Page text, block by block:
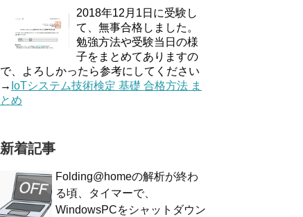
2018年12月1日に受験し
て、無事合格しました。
勉強方法や受験当日の様
子をまとめてありますの
で、よろしかったら参考にしてください
→ IoTシステム技術検定 基礎 合格方法 ま
とめ
新着記事
Folding@homeの解析が終わ
る頃、タイマーで、
WindowsPCをシャットダウン